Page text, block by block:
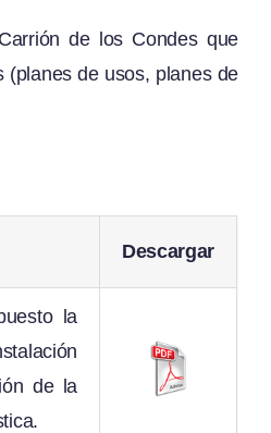
de los Condes que
(planes de usos, planes de
Descargar
la
de la